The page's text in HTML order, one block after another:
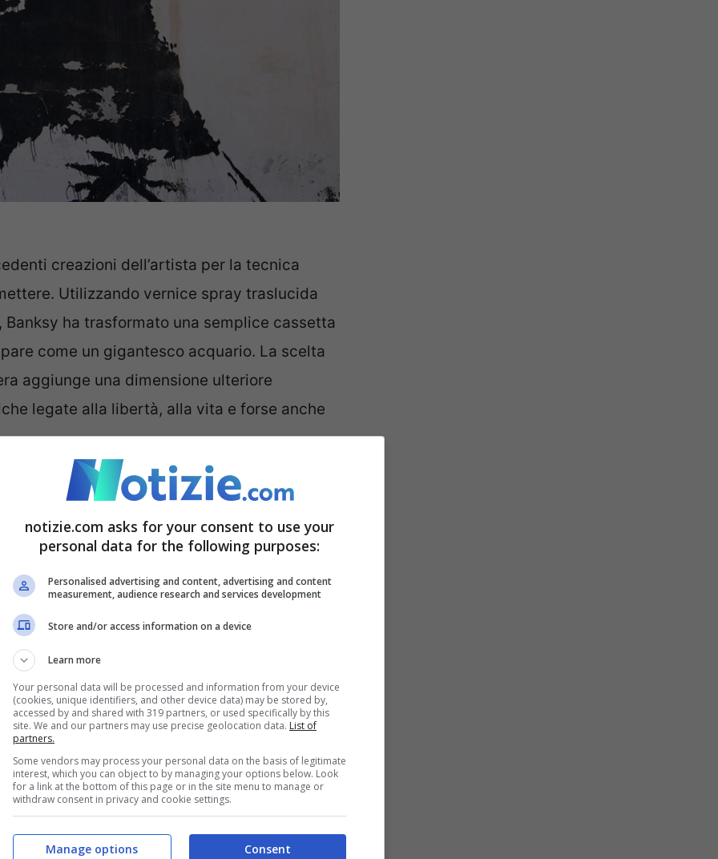
creazioni dell’artista per la tecnica
Utilizzando vernice spray traslucida
ha trasformato una semplice cassetta
come un gigantesco acquario. La scelta
aggiunge una dimensione ulteriore
legate alla libertà, alla vita e forse anche
chiusa una settimana
in una serie più ampia di opere a tema
della capitale britannica nell’arco dell’ultima
raffiguranti capre, elefanti, scimmie, lupi,
della città. Ogni pezzo sembra portare con
e sulla nostra relazione con il mondo
notizie.com asks for your consent to use your
personal data for the following purposes:
Personalised advertising and content, advertising and content
measurement, audience research and services development
Store and/or access information on a device
Learn more
Your personal data will be processed and information from your device
(cookies, unique identifiers, and other device data) may be stored by,
accessed by and shared with 319 partners, or used specifically by this
site. We and our partners may use precise geolocation data. List of
partners.
Some vendors may process your personal data on the basis of legitimate
interest, which you can object to by managing your options below. Look
for a link at the bottom of this page or in the site menu to manage or
withdraw consent in privacy and cookie settings.
Consent
Manage options